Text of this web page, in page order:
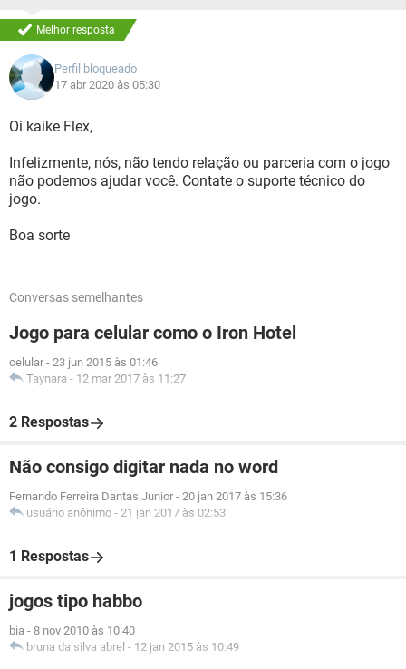
Melhor resposta
Perfil bloqueado
17 abr 2020 às 05:30
Oi kaike Flex,
Infelizmente, nós, não tendo relação ou parceria com o jogo
não podemos ajudar você. Contate o suporte técnico do
jogo.
Boa sorte
Conversas semelhantes
Jogo para celular como o Iron Hotel
celular - 23 jun 2015 às 01:46
Taynara - 12 mar 2017 às 11:27
2 Respostas
Não consigo digitar nada no word
Fernando Ferreira Dantas Junior - 20 jan 2017 às 15:36
usuário anônimo - 21 jan 2017 às 02:53
1 Respostas
jogos tipo habbo
bia - 8 nov 2010 às 10:40
bruna da silva abrel - 12 jan 2015 às 10:49